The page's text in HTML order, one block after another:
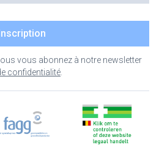
vous abonnez à notre newsletter
confidentialité